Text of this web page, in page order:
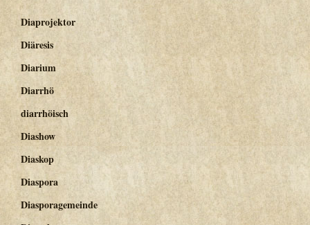
Diaprojektor
Diäresis
Diarium
Diarrhö
diarrhöisch
Diashow
Diaskop
Diaspora
Diasporagemeinde